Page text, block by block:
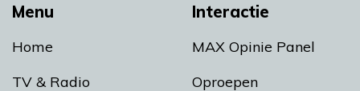
Menu
Home
TV & Radio
Interactie
MAX Opinie Panel
Oproepen